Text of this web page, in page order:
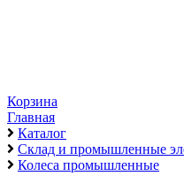
Корзина
Главная
Каталог
Склад и промышленные
Колеса промышленные